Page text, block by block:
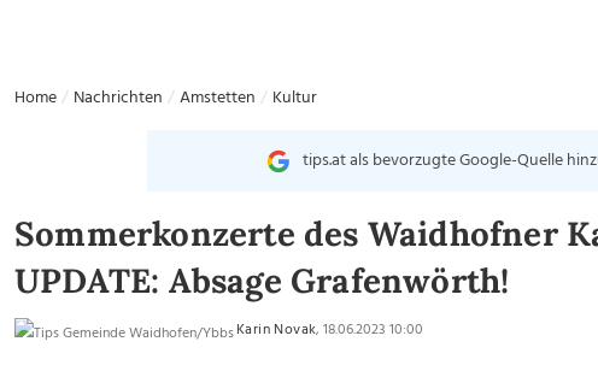
Home Nachrichten Amstetten Kultur
tips.at als bevorzugte Google-Quelle
Sommerkonzerte des Waidhofner
UPDATE: Absage Grafenwörth!
Karin Novak, 18.06.2023 10:00